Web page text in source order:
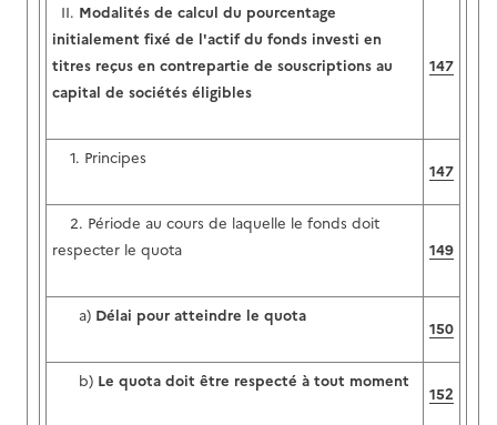
II. Modalités de calcul du pourcentage
initialement fixé de l'actif du fonds investi en
titres reçus en contrepartie de souscriptions au
capital de sociétés éligibles
147
1. Principes
147
2. Période au cours de laquelle le fonds doit
respecter le quota
149
a) Délai pour atteindre le quota
150
b) Le quota doit être respecté à tout moment
152